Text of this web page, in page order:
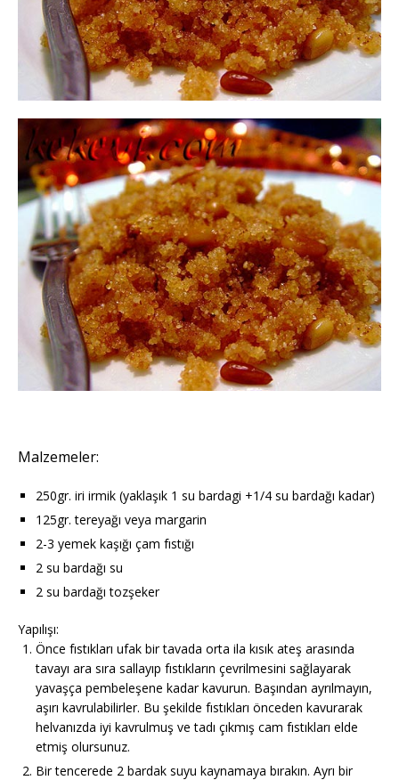
Malzemeler:
250gr. iri irmik (yaklaşık 1 su bardagi +1/4 su bardağı kadar)
125gr. tereyağı veya margarin
2-3 yemek kaşığı çam fıstığı
2 su bardağı su
2 su bardağı tozşeker
Yapılışı:
Önce fıstıkları ufak bir tavada orta ila kısık ateş arasında
tavayı ara sıra sallayıp fıstıkların çevrilmesini sağlayarak
yavaşça pembeleşene kadar kavurun. Başından ayrılmayın,
aşırı kavrulabilirler. Bu şekilde fıstıkları önceden kavurarak
helvanızda iyi kavrulmuş ve tadı çıkmış cam fıstıkları elde
etmiş olursunuz.
Bir tencerede 2 bardak suyu kaynamaya bırakın. Ayrı bir